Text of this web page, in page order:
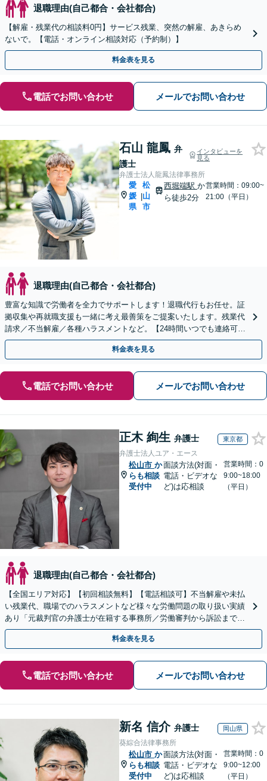
退職理由(自己都合・会社都合)
【解雇・残業代の相談料0円】サービス残業、突然の解雇、あきらめ
ないで。【電話・オンライン相談対応（予約制）】
料金表を見る
電話でお問い合わせ メールでお問い合わせ
石山 龍鳳 弁
護士
インタビューを
見る
弁護士法人龍鳳法律事務所
愛
媛
県
|
松
山
市
西堀端駅 か
ら徒歩2分
営業時間：09:00~
21:00（平日）
退職理由(自己都合・会社都合)
豊富な知識で労働者を全力でサポートします！退職代行もお任せ。証
拠収集や再就職支援も一緒に考え最善策をご提案いたします。残業代
請求／不当解雇／各種ハラスメントなど。【24時間いつでも連絡可】
【完全個室対応】【子連れ相談可】
料金表を見る
電話でお問い合わせ メールでお問い合わせ
正木 絢生 弁護士 東京都
弁護士法人ユア・エース
松山市 か
らも相談
受付中
面談方法(対面・
電話・ビデオな
ど)は応相談
営業時間：0
9:00~18:00
（平日）
退職理由(自己都合・会社都合)
【全国エリア対応】【初回相談無料】【電話相談可】不当解雇や未払
い残業代、職場でのハラスメントなど様々な労働問題の取り扱い実績
あり「元裁判官の弁護士が在籍する事務所／労働審判から訴訟まで、
裁判官経験を活かした最適な戦略を立案」
料金表を見る
電話でお問い合わせ メールでお問い合わせ
新名 信介 弁護士 岡山県
葵綜合法律事務所
松山市 か
らも相談
受付中
面談方法(対面・
電話・ビデオな
ど)は応相談
営業時間：0
9:00~12:00
（平日）